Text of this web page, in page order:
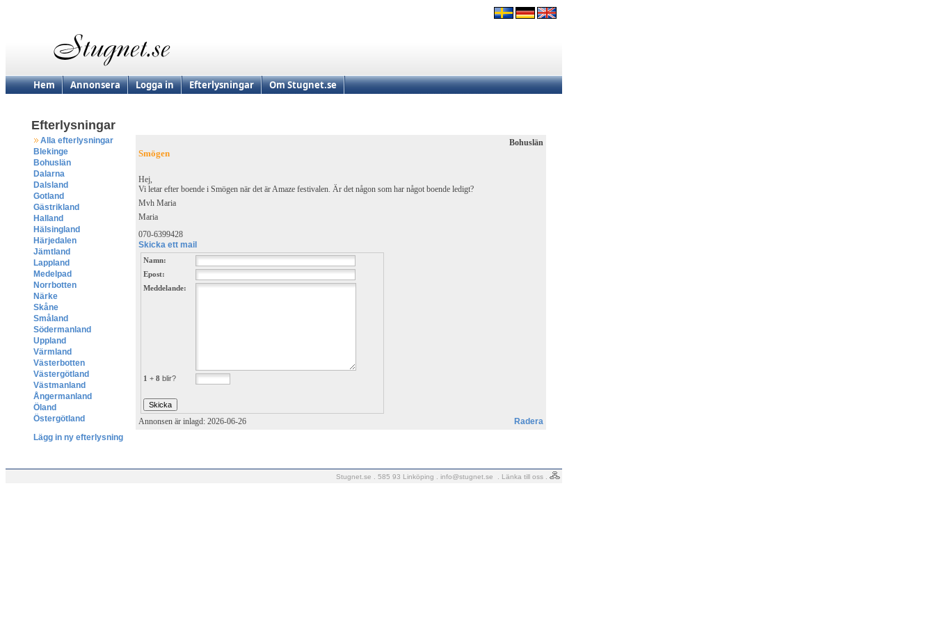
Hem Annonsera Logga in Efterlysningar Om Stugnet.se
Efterlysningar
Alla efterlysningar
Blekinge
Bohuslän
Dalarna
Dalsland
Gotland
Gästrikland
Halland
Hälsingland
Härjedalen
Jämtland
Lappland
Medelpad
Norrbotten
Närke
Skåne
Småland
Södermanland
Uppland
Värmland
Västerbotten
Västergötland
Västmanland
Ångermanland
Öland
Östergötland
Lägg in ny efterlysning
Smögen
Hej,
Vi letar efter boende i Smögen när det är Amaze festivalen. Är det någon som har något boende ledigt?
Mvh Maria
Maria
070-6399428
Skicka ett mail
Namn:
Epost:
Meddelande:
1 + 8 blir?
Bohuslän
Annonsen är inlagd: 2026-06-26 Radera
Stugnet.se . 585 93 Linköping . info@stugnet.se Länka till oss